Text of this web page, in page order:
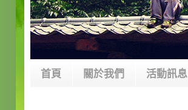
首頁 關於我們 活動訊息